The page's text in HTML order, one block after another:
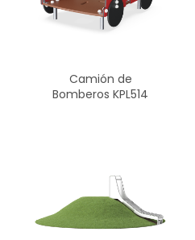
Camión de
Bomberos KPL514